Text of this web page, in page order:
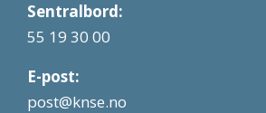
Sentralbord:
55 19 30 00
E-post:
post@knse.no